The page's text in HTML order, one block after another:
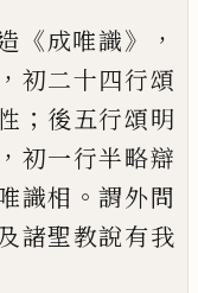
《成唯識》，
， 初二十四行頌
； 後五行頌明
， 初一行半略辯
識相 。謂外問
諸聖教說有我